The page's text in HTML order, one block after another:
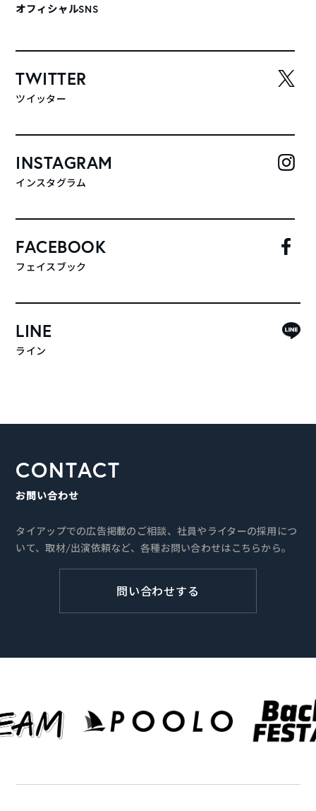
オフィシャルSNS
TWITTER
ツイッター
INSTAGRAM
インスタグラム
FACEBOOK
フェイスブック
LINE
ライン
CONTACT
お問い合わせ
タイアップでの広告掲載のご相談、社員やライターの採用につ
いて、取材/出演依頼など、各種お問い合わせはこちらから。
問い合わせする